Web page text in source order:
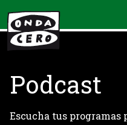
Podcast
Escucha tus programas